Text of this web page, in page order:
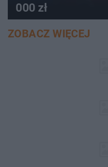
000 zł
ZOBACZ WIĘCEJ